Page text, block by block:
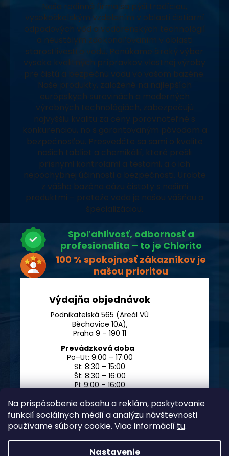
Na prispôsobenie obsahu a reklám, poskytovanie
funkcií sociálnych médií a analýzu návštevnosti
používame súbory cookie. Viac informácií tu.
Nastavenie
Naša rodinná firma sa pýši tradíciou,
vysokoškolským vzdelaním v oblasti čistiarní
odpadových vôd a vodárenských technológií
a neustálym zdokonaľovaním v oblasti
starostlivosti o vodu. Ponúkame široký výber
vysoko kvalitných prípravkov vlastnej výroby
pre čistú a bezpečnú vodu vo vašom bazéne.
Naše produkty, založené na najlepších
európskych surovinách a moderných
výrobných technológiách, zabezpečujú
najvyššiu kvalitu za ceny porovnateľné s
konkurenciou, no s garantovaným pôvodom a
bezpečnosťou. Presvedčte sa sami o kvalite
našich tabliet a chemikálií, ktoré prešli
prísnymi kontrolami a testami, a o ich
nepochybnej účinnosti a bezpečnosti. Urobte
z vášho bazéna oázu čistoty s našimi
produktmi – pretože voda je našou vášňou a
špecializáciou.
Spoľahlivosť, odbornosť a
profesionalita – to je Chlorito
100 % spokojnosť zákazníkov je
našou prioritou
Výdajňa objednávok
Podnikatelská 565 (Areál VÚ
Běchovice 10A),
Praha 9 – 190 11
Prevádzková doba
Po–Ut: 9:00 – 17:00
St: 8:30 – 15:00
Št: 8:30 – 16:00
Pi: 9:00 – 16:00